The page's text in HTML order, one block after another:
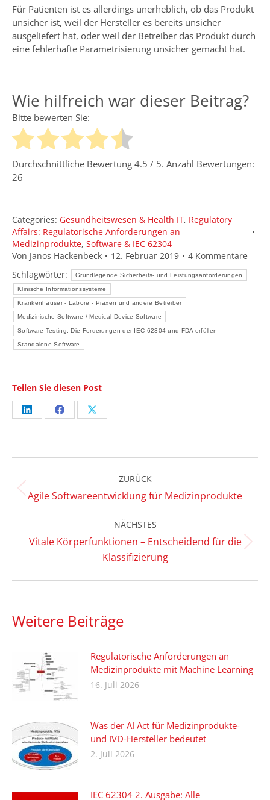
Für Patienten ist es allerdings unerheblich, ob das Produkt
unsicher ist, weil der Hersteller es bereits unsicher
ausgeliefert hat, oder weil der Betreiber das Produkt durch
eine fehlerhafte Parametrisierung unsicher gemacht hat.
Wie hilfreich war dieser Beitrag?
Bitte bewerten Sie:
Durchschnittliche Bewertung 4.5 / 5. Anzahl Bewertungen:
26
Categories: Gesundheitswesen & Health IT, Regulatory
Affairs: Regulatorische Anforderungen an
Medizinprodukte, Software & IEC 62304
Von Janos Hackenbeck 12. Februar 2019
4 Kommentare
Schlagwörter:
Grundlegende Sicherheits- und Leistungsanforderungen
Klinische Informationssysteme
Krankenhäuser - Labore - Praxen und andere Betreiber
Medizinische Software / Medical Device Software
Software-Testing: Die Forderungen der IEC 62304 und FDA erfüllen
Standalone-Software
Teilen Sie diesen Post
Share Share Share
Kommentarnavigation
ZURÜCK
Vorheriger
Agile Softwareentwicklung für Medizinprodukte
NÄCHSTES
Nächster
Beitrag:
Vitale Körperfunktionen – Entscheidend für die
Klassifizierung
Weitere Beiträge
Regulatorische Anforderungen an
Medizinprodukte mit Machine Learning
16. Juli 2026
Was der AI Act für Medizinprodukte-
und IVD-Hersteller bedeutet
2. Juli 2026
IEC 62304 2. Ausgabe: Alle